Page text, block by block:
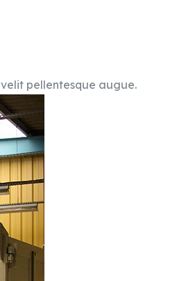
pellentesque augue.